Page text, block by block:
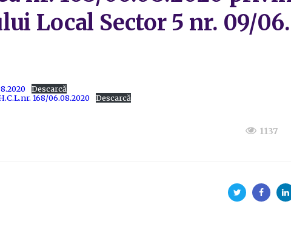
Local Sector 5 nr. 09/
Descarcă
168/06.08.2020
Descarcă
1137